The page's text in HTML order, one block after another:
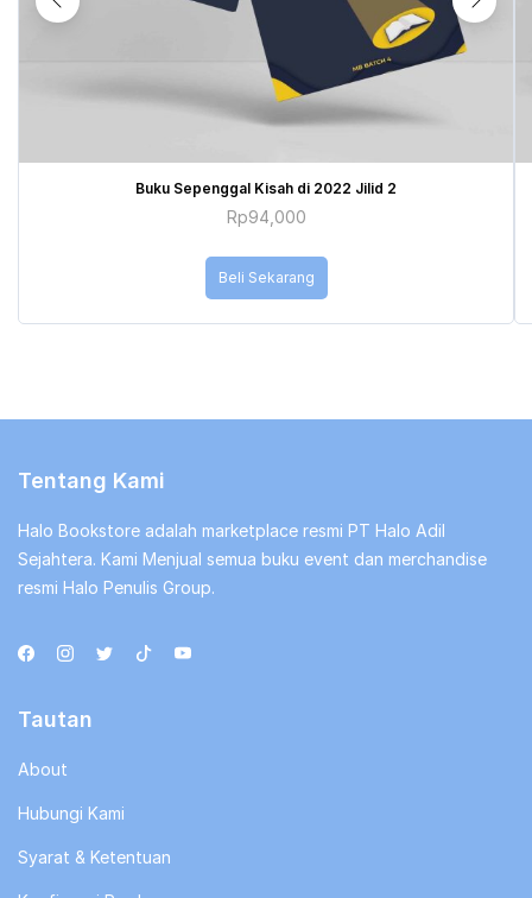
Buku Sepenggal Kisah di 2022 Jilid 2
Rp94,000
Beli Sekarang
Tentang Kami
Halo Bookstore adalah marketplace resmi PT Halo Adil
Sejahtera. Kami Menjual semua buku event dan merchandise
resmi Halo Penulis Group.
Tautan
About
Hubungi Kami
Syarat & Ketentuan